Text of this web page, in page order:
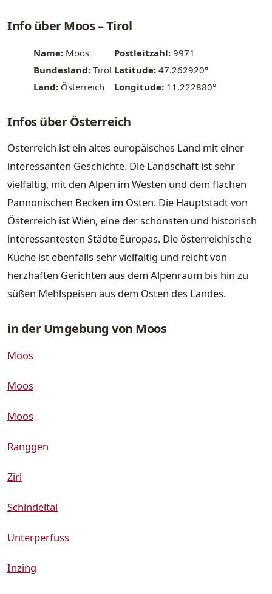
Info über Moos – Tirol
Name: Moos Postleitzahl: 9971
Bundesland: Tirol Latitude: 47.262920°
Land: Österreich Longitude: 11.222880°
Infos über Österreich
Österreich ist ein altes europäisches Land mit einer
interessanten Geschichte. Die Landschaft ist sehr
vielfältig, mit den Alpen im Westen und dem flachen
Pannonischen Becken im Osten. Die Hauptstadt von
Österreich ist Wien, eine der schönsten und historisch
interessantesten Städte Europas. Die österreichische
Küche ist ebenfalls sehr vielfältig und reicht von
herzhaften Gerichten aus dem Alpenraum bis hin zu
süßen Mehlspeisen aus dem Osten des Landes.
in der Umgebung von Moos
Moos
Moos
Moos
Ranggen
Zirl
Schindeltal
Unterperfuss
Inzing